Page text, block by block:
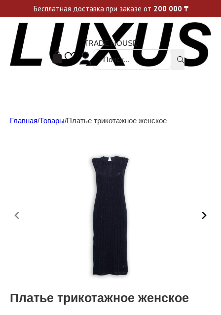
Уникальные акции и спецпредложения каждую неделю, не пропусти свой шанс
TRADE HOUSE
Поиск ...
Главная/Товары/Платье трикотажное женское
Платье трикотажное женское
Бесплатная доставка при заказе от 200 000 ₸